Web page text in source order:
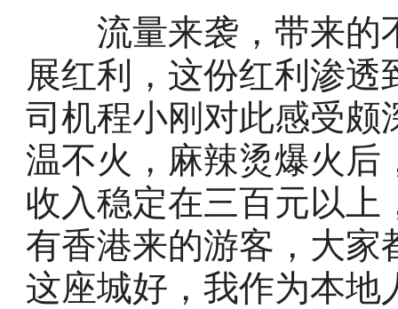
流量来袭，带来的
展红利，这份红利渗
司机程小刚对此感受颇
温不火，麻辣烫爆火后
收入稳定在三百元以上
有香港来的游客，大家
这座城好，我作为本地